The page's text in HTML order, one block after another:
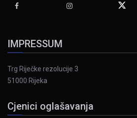
IMPRESSUM
Trg Riječke rezolucije 3
51000 Rijeka
Cjenici oglašavanja